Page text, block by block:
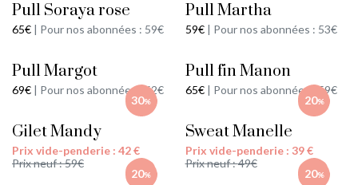
Jupes
Pantalons & shorts
Boucles d'oreilles
Colliers
Bagues
Accessoires cheveux
Pull Soraya rose
65€ | Pour nos abonnées : 59€
Pull Martha
59€| Pour nos abonnées : 53€
Pull Margot
69€ | Pour nos abonnées : 62€
Pull fin Manon
65€| Pour nos abonnées : 59€
Gilet Mandy
30%
Prix vide-penderie : 42 €
Prix neuf :59€
Sweat Manelle
20%
Prix vide-penderie : 39 €
Prix neuf :49€
20% 20%